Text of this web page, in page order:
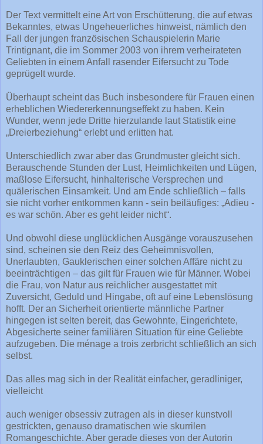
Der Text vermittelt eine Art von Erschütterung, die auf etwas
Bekanntes, etwas Ungeheuerliches hinweist, nämlich den
Fall der jungen französischen Schauspielerin Marie
Trintignant, die im Sommer 2003 von ihrem verheirateten
Geliebten in einem Anfall rasender Eifersucht zu Tode
geprügelt wurde.
Überhaupt scheint das Buch insbesondere für Frauen einen
erheblichen Wiedererkennungseffekt zu haben. Kein
Wunder, wenn jede Dritte hierzulande laut Statistik eine
„Dreierbeziehung“ erlebt und erlitten hat.
Unterschiedlich zwar aber das Grundmuster gleicht sich.
Berauschende Stunden der Lust, Heimlichkeiten und Lügen,
maßlose Eifersucht, hinhalterische Versprechen und
quälerischen Einsamkeit. Und am Ende schließlich – falls
sie nicht vorher entkommen kann - sein beiläufiges: „Adieu -
es war schön. Aber es geht leider nicht“.
Und obwohl diese unglücklichen Ausgänge vorauszusehen
sind, scheinen sie den Reiz des Geheimnisvollen,
Unerlaubten, Gauklerischen einer solchen Affäre nicht zu
beeinträchtigen – das gilt für Frauen wie für Männer. Wobei
die Frau, von Natur aus reichlicher ausgestattet mit
Zuversicht, Geduld und Hingabe, oft auf eine Lebenslösung
hofft. Der an Sicherheit orientierte männliche Partner
hingegen ist selten bereit, das Gewohnte, Eingerichtete,
Abgesicherte seiner familiären Situation für eine Geliebte
aufzugeben. Die ménage a trois zerbricht schließlich an sich
selbst.
Das alles mag sich in der Realität einfacher, geradliniger,
vielleicht
auch weniger obsessiv zutragen als in dieser kunstvoll
gestrickten, genauso dramatischen wie skurrilen
Romangeschichte. Aber gerade dieses von der Autorin